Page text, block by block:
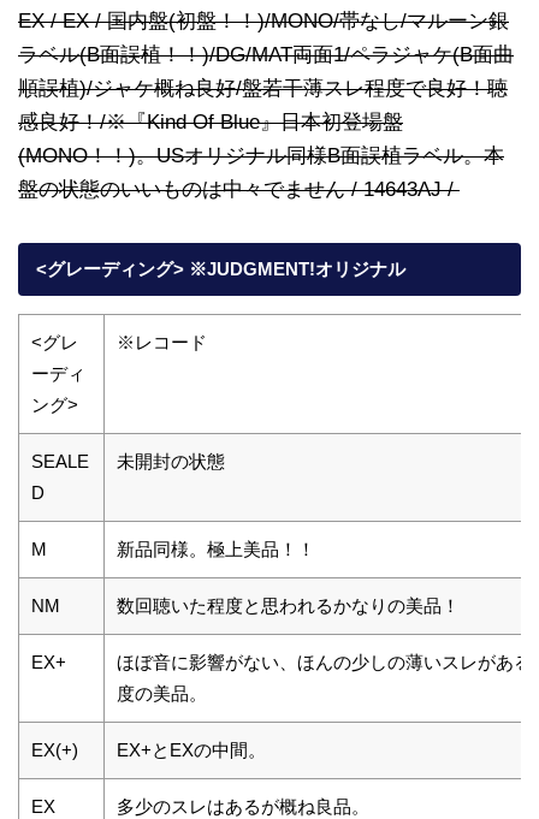
EX / EX / 国内盤(初盤！！)/MONO/帯なし/マルーン銀
ラベル(B面誤植！！)/DG/MAT両面1/ペラジャケ(B面曲
順誤植)/ジャケ概ね良好/盤若干薄スレ程度で良好！聴
感良好！/※『Kind Of Blue』日本初登場盤
(MONO！！)。USオリジナル同様B面誤植ラベル。本
盤の状態のいいものは中々でません / 14643AJ /
<グレーディング> ※JUDGMENT!オリジナル
<グレ
ーディ
ング>
※レコード
SEALE
D
未開封の状態
M 新品同様。極上美品！！
NM 数回聴いた程度と思われるかなりの美品！
EX+
ほぼ音に影響がない、ほんの少しの薄いスレがある
度の美品。
EX(+) EX+とEXの中間。
EX 多少のスレはあるが概ね良品。